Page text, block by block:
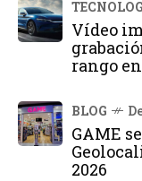
Vídeo
rango
BLOG
GAME
2026